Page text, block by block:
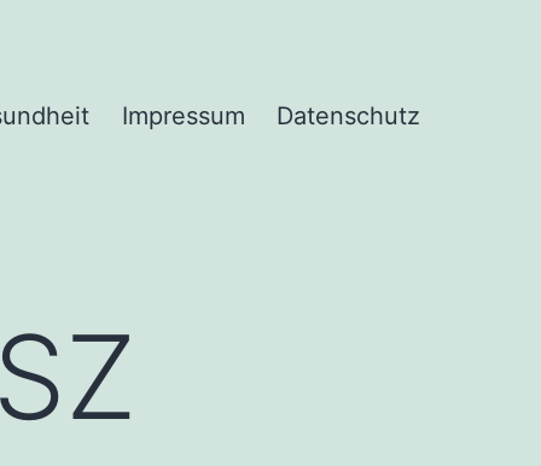
Impressum Datenschutz